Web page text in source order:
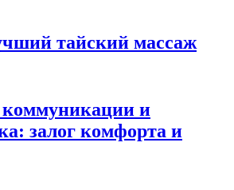
тайский массаж
и
залог комфорта и